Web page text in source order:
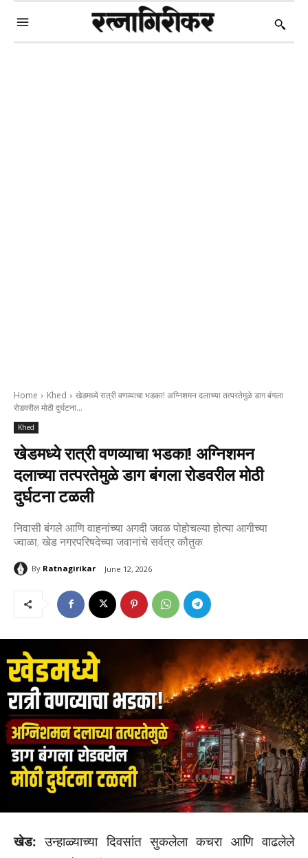
Home Khed
खेडमध्ये रात्री वणव्याचा भडका! अग्निशमन दलाच्या तत्परतेमुळे डाग बंगला
रोडवरील मोठी दुर्घटना...
Khed
खेडमध्ये रात्री वणव्याचा भडका! अग्निशमन
दलाच्या तत्परतेमुळे डाग बंगला रोडवरील मोठी
दुर्घटना टळली
निवासी बंगले आणि वाहनांच्या अगदी जवळ पोहोचल्या होत्या आगीच्या
ज्वाळा; खेड नगरपरिषदेच्या जवानांचे सर्वत्र कौतुक.
By Ratnagirikar June 12, 2026
खेड: उन्हाळ्याच्या दिवसांत सुकलेला कचरा आणि वाढलेले